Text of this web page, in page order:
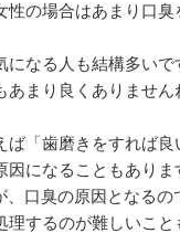
性の場合はあまり口
になる人も結構多い
あまり良くありませ
ば「歯磨きをすれば
因になることもあり
口臭の原因となるの
理するのが難しいこ